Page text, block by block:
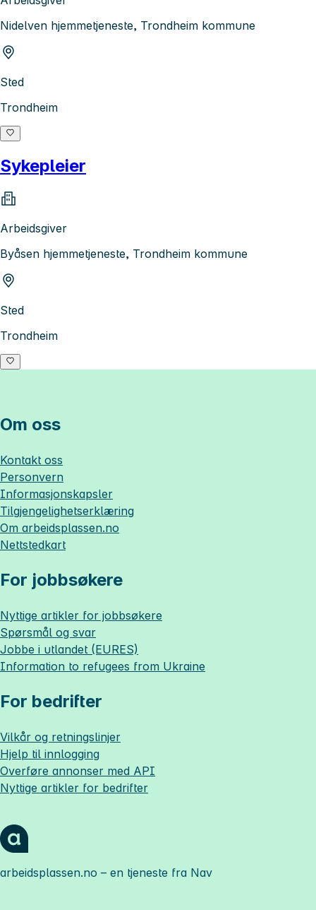
Nidelven hjemmetjeneste, Trondheim kommune
Sted
Trondheim
Sykepleier
Arbeidsgiver
Byåsen hjemmetjeneste, Trondheim kommune
Sted
Trondheim
Om oss
Kontakt oss
Personvern
Informasjonskapsler
Tilgjengelighetserklæring
Om arbeidsplassen.no
Nettstedkart
For jobbsøkere
Nyttige artikler for jobbsøkere
Spørsmål og svar
Jobbe i utlandet (EURES)
Information to refugees from Ukraine
For bedrifter
Vilkår og retningslinjer
Hjelp til innlogging
Overføre annonser med API
Nyttige artikler for bedrifter
arbeidsplassen.no – en tjeneste fra Nav